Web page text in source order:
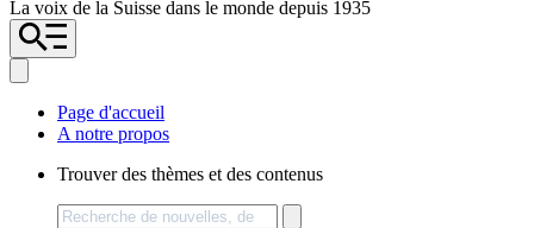
La voix de la Suisse dans le monde depuis 1935
Page d'accueil
A notre propos
Trouver des thèmes et des contenus
Chercher